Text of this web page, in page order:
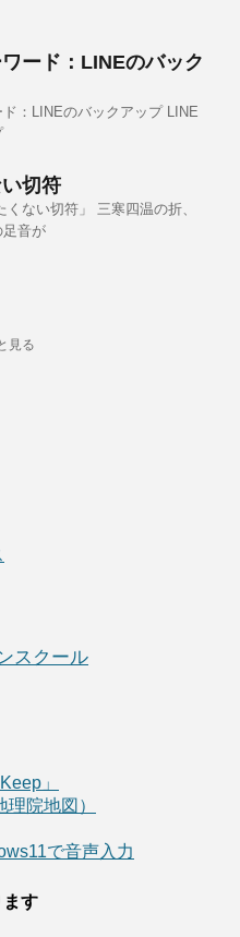
ード：LINEのバック
：LINEのバックアップ LINE
切符
くない切符」 三寒四温の折、
足音が
見る
スクール
」
院地図）
で音声入力
す